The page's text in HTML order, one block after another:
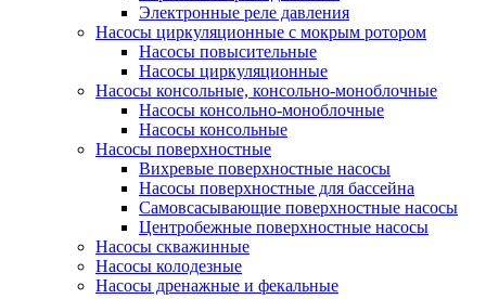
Электронные реле давления
Насосы циркуляционные с мокрым ротором
Насосы повысительные
Насосы циркуляционные
Насосы консольные, консольно-моноблочные
Насосы консольно-моноблочные
Насосы консольные
Насосы поверхностные
Вихревые поверхностные насосы
Насосы поверхностные для бассейна
Самовсасывающие поверхностные насосы
Центробежные поверхностные насосы
Насосы скважинные
Насосы колодезные
Насосы дренажные и фекальные